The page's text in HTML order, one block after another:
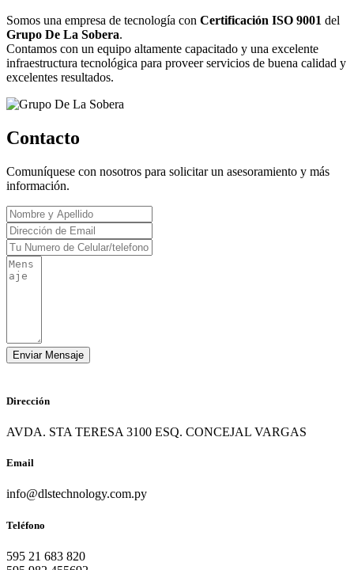
Somos una empresa de tecnología con Certificación ISO 9001 del
Grupo De La Sobera.
Contamos con un equipo altamente capacitado y una excelente
infraestructura tecnológica para proveer servicios de buena calidad y
excelentes resultados.
Contacto
Comuníquese con nosotros para solicitar un asesoramiento y más
información.
Dirección
AVDA. STA TERESA 3100 ESQ. CONCEJAL VARGAS
Email
info@dlstechnology.com.py
Teléfono
595 21 683 820